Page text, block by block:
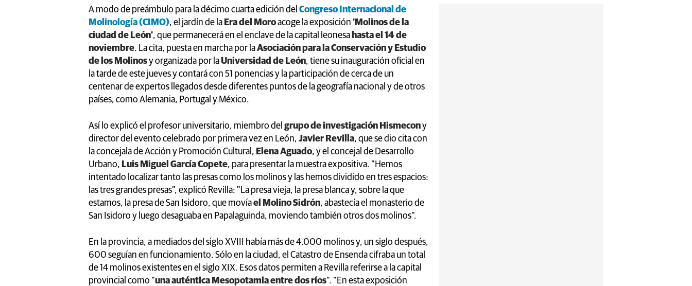
A modo de preámbulo para la décimo cuarta edición del Congreso Internacional de
Molinología (CIMO), el jardín de la Era del Moroacoge la exposición 'Molinos de la
ciudad de León', que permanecerá en el enclave de la capital leonesa hasta el 14 de
noviembre. La cita, puesta en marcha por laAsociación para la Conservación y Estudio
de los Molinosy organizada por laUniversidad de León, tiene su inauguración oficial en
la tarde de este jueves y contará con 51 ponencias y la participación de cerca de un
centenar de expertos llegados desde diferentes puntos de la geografía nacional y de otros
países, como Alemania, Portugal y México.
Así lo explicó el profesor universitario, miembro del grupo de investigación Hismecony
director del evento celebrado por primera vez en León, Javier Revilla, que se dio cita con
la concejala de Acción y Promoción Cultural, Elena Aguado, y el concejal de Desarrollo
Urbano, Luis Miguel García Copete, para presentar la muestra expositiva. "Hemos
intentado localizar tanto las presas como los molinos y las hemos dividido en tres espacios:
las tres grandes presas", explicó Revilla: "La presa vieja, la presa blanca y, sobre la que
estamos, la presa de San Isidoro, que movíael Molino Sidrón, abastecía el monasterio de
San Isidoro y luego desaguaba en Papalaguinda, moviendo también otros dos molinos".
En la provincia, a mediados del siglo XVIII había más de 4.000 molinos y, un siglo después,
600 seguían en funcionamiento. Sólo en la ciudad, el Catastro de Ensenda cifraba un total
de 14 molinos existentes en el siglo XIX. Esos datos permiten a Revilla referirse a la capital
provincial como "una auténtica Mesopotamia entre dos ríos". "En esta exposición